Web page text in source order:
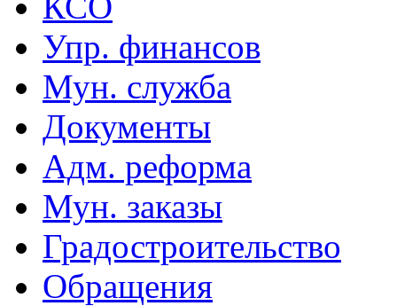
Упр. финансов
Мун. служба
Документы
Адм. реформа
Мун. заказы
Градостроительство
Обращения